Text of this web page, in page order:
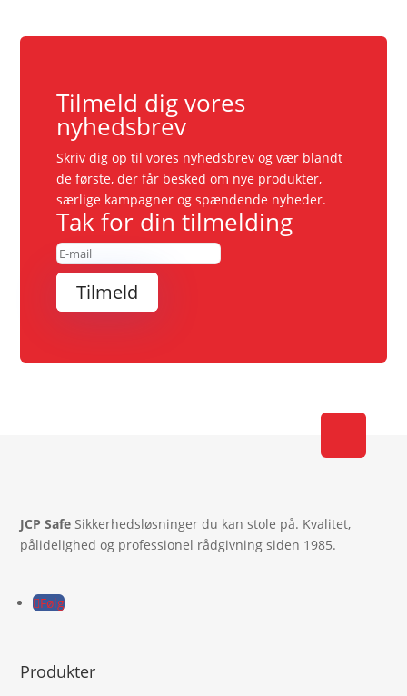
Tilmeld dig vores
nyhedsbrev
Skriv dig op til vores nyhedsbrev og vær blandt
de første, der får besked om nye produkter,
særlige kampagner og spændende nyheder.
Tak for din tilmelding
Tilmeld
JCP Safe Sikkerhedsløsninger du kan stole på. Kvalitet,
pålidelighed og professionel rådgivning siden 1985.
Følg
Produkter